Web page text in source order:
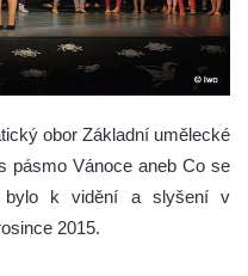
obor Základní umělecké
pásmo Vánoce aneb Co se
bylo k vidění a slyšení v
2015.